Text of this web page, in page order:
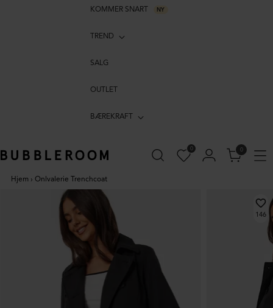
KOMMER SNART NY
TREND
SALG
OUTLET
BÆREKRAFT
0 0
Hjem › Onlvalerie Trenchcoat
146